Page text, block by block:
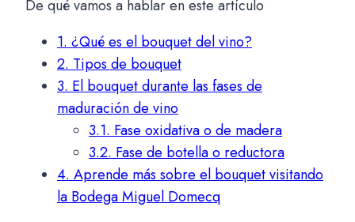
De qué vamos a hablar en este artículo
1.¿Qué es el bouquet del vino?
2.Tipos de bouquet
3.El bouquet durante las fases de
maduración de vino
3.1.Fase oxidativa o de madera
3.2.Fase de botella o reductora
4.Aprende más sobre el bouquet visitando
la Bodega Miguel Domecq